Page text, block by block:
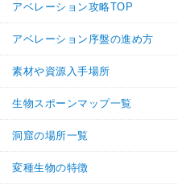
アベレーション攻略TOP
アベレーション序盤の進め方
素材や資源入手場所
生物スポーンマップ一覧
洞窟の場所一覧
変種生物の特徴